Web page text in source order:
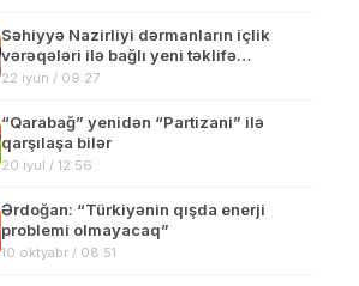
Səhiyyə Nazirliyi dərmanların içlik
vərəqələri ilə bağlı yeni təklifə
münasibət bildirib
22 iyun / 09:27
“Qarabağ” yenidən “Partizani” ilə
qarşılaşa bilər
20 iyul / 12:56
Ərdoğan: “Türkiyənin qışda enerji
problemi olmayacaq”
10 oktyabr / 08:51